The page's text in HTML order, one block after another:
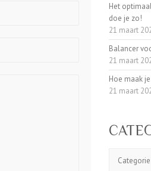
Het
doe je zo!
21 maart
Balancer
21 maart
Hoe maak
21 maart